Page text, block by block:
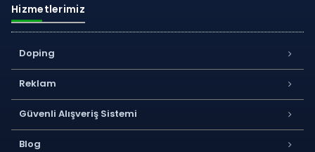
Hizmetlerimiz
Doping
Reklam
Güvenli Alışveriş Sistemi
Blog